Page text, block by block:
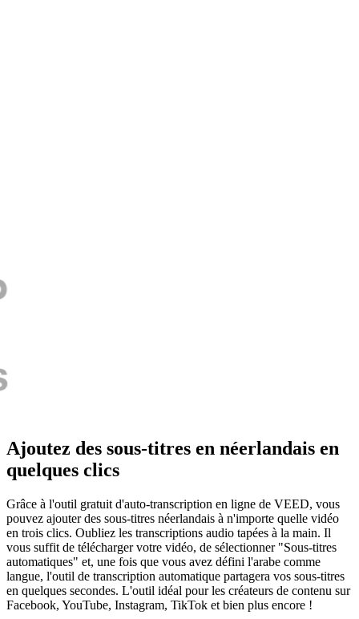
Ajoutez des sous-titres en néerlandais en
quelques clics
Grâce à l'outil gratuit d'auto-transcription en ligne de VEED, vous
pouvez ajouter des sous-titres néerlandais à n'importe quelle vidéo
en trois clics. Oubliez les transcriptions audio tapées à la main. Il
vous suffit de télécharger votre vidéo, de sélectionner "Sous-titres
automatiques" et, une fois que vous avez défini l'arabe comme
langue, l'outil de transcription automatique partagera vos sous-titres
en quelques secondes. L'outil idéal pour les créateurs de contenu sur
Facebook, YouTube, Instagram, TikTok et bien plus encore !